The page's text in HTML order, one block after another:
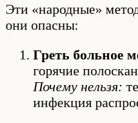
Эти «народные»
они опасны:
Греть больное
горячие
Почему нельзя:
инфекция